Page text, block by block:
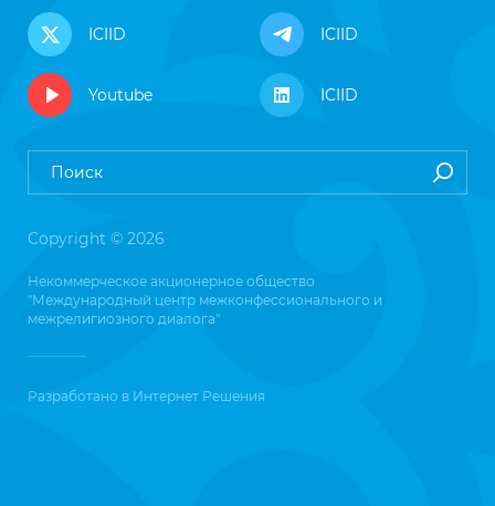
ICIID ICIID
Youtube ICIID
Copyright © 2026
Некоммерческое акционерное общество
"Международный центр межконфессионального и
межрелигиозного диалога"
Разработано в Интернет Решения